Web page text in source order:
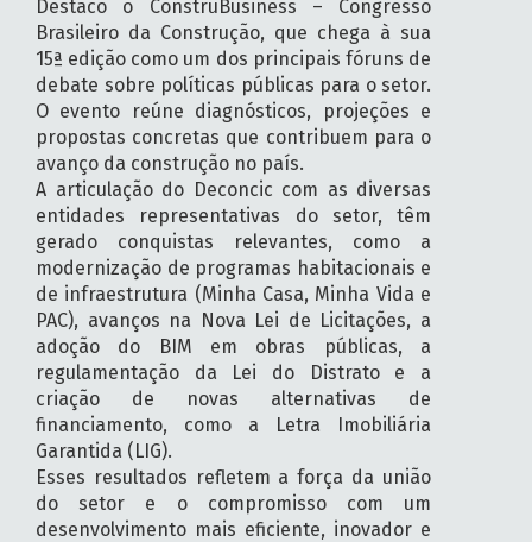
Destaco o ConstruBusiness – Congresso
Brasileiro da Construção, que chega à sua
15ª edição como um dos principais fóruns de
debate sobre políticas públicas para o setor.
O evento reúne diagnósticos, projeções e
propostas concretas que contribuem para o
avanço da construção no país.
A articulação do Deconcic com as diversas
entidades representativas do setor, têm
gerado conquistas relevantes, como a
modernização de programas habitacionais e
de infraestrutura (Minha Casa, Minha Vida e
PAC), avanços na Nova Lei de Licitações, a
adoção do BIM em obras públicas, a
regulamentação da Lei do Distrato e a
criação de novas alternativas de
financiamento, como a Letra Imobiliária
Garantida (LIG).
Esses resultados refletem a força da união
do setor e o compromisso com um
desenvolvimento mais eficiente, inovador e